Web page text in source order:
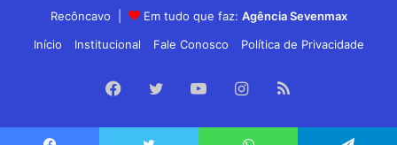
Recôncavo |
Em tudo que faz: Agência Sevenmax
Início
Institucional Fale Conosco Política de Privacidade
Facebook
TwitterYouTubeInstagram
RSS